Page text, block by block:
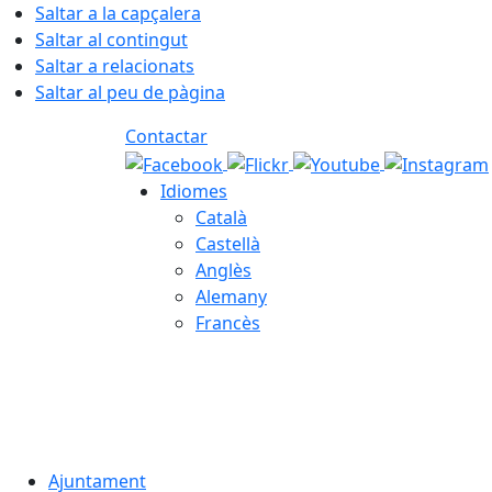
Saltar a la capçalera
Saltar al contingut
Saltar a relacionats
Saltar al peu de pàgina
Contactar
Idiomes
Català
Castellà
Anglès
Alemany
Francès
Ajuntament